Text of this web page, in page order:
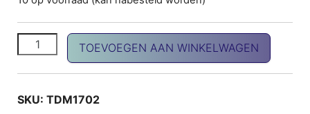
SHUN Premier Santoku aantal
TOEVOEGEN AAN WINKELWAGEN
SKU: TDM1702